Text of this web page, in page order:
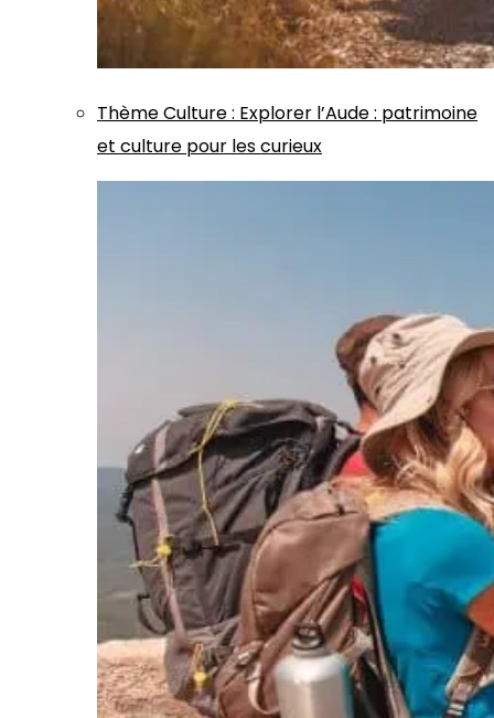
ThèmeCulture: Explorer l’Aude : patrimoine
et culture pour les curieux